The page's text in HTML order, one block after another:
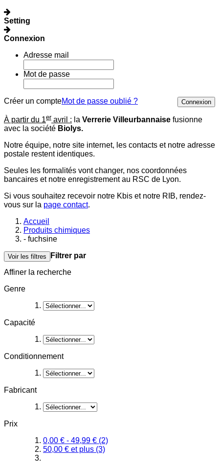
Setting
Connexion
Adresse mail
Mot de passe
Créer un compte Connexion
Mot de passe oublié ?
À partir du 1er avril : la Verrerie Villeurbannaise fusionne
avec la société Biolys.
Notre équipe, notre site internet, les contacts et notre adresse
postale restent identiques.
Seules les formalités vont changer, nos coordonnées
bancaires et notre enregistrement au RSC de Lyon.
Si vous souhaitez recevoir notre Kbis et notre RIB, rendez-
vous sur la page contact.
Accueil
Produits chimiques
- fuchsine
Voir les filtres
Filtrer par
Affiner la recherche
Genre
Capacité
Conditionnement
Fabricant
Prix
0,00 € - 49,99 € (2)
50,00 € et plus (3)